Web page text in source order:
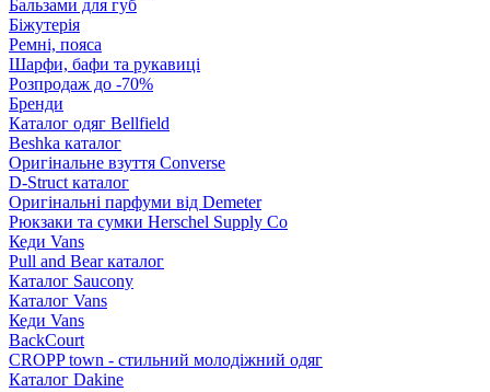
Бальзами для губ
Біжутерія
Ремні, пояса
Шарфи, бафи та рукавиці
Розпродаж до -70%
Бренди
Каталог одяг Bellfield
Beshka каталог
Оригінальне взуття Converse
D-Struct каталог
Оригінальні парфуми від Demeter
Рюкзаки та сумки Herschel Supply Co
Кеди Vans
Pull and Bear каталог
Каталог Saucony
Каталог Vans
Кеди Vans
BackCourt
CROPP town - стильний молодіжний одяг
Каталог Dakine